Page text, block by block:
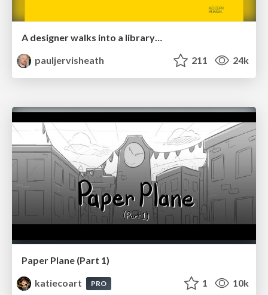
A designer walks into a library…
pauljervisheath
211 24k
Paper Plane (Part 1)
katiecoart
PRO 1 10k